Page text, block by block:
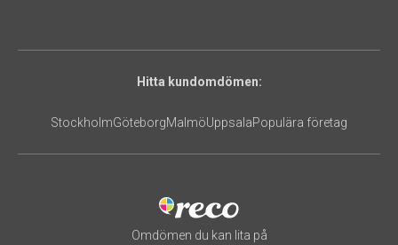
Hitta kundomdömen:
StockholmGöteborgMalmöUppsalaPopulära företag
Omdömen du kan lita på